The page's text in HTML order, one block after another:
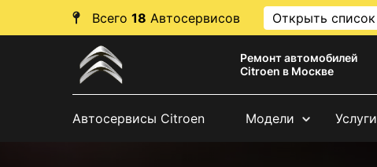
Всего 18 Автосервисов Открыть список
Ремонт автомобилей
Citroen в Москве
Автосервисы Citroen Модели Услуги